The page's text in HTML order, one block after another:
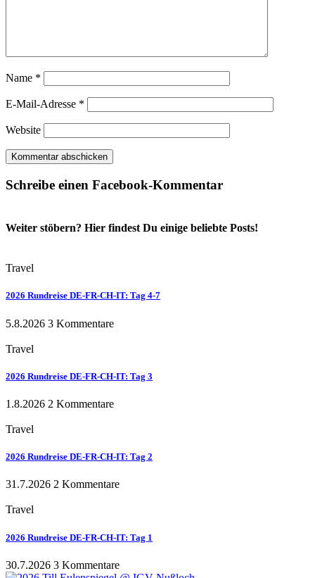
Name *
E-Mail-Adresse *
Website
Schreibe einen Facebook-Kommentar
Weiter stöbern? Hier findest Du einige beliebte Posts!
Travel
2026 Rundreise DE-FR-CH-IT: Tag 4-7
5.8.2026 3 Kommentare
Travel
2026 Rundreise DE-FR-CH-IT: Tag 3
1.8.2026 2 Kommentare
Travel
2026 Rundreise DE-FR-CH-IT: Tag 2
31.7.2026 2 Kommentare
Travel
2026 Rundreise DE-FR-CH-IT: Tag 1
30.7.2026 3 Kommentare